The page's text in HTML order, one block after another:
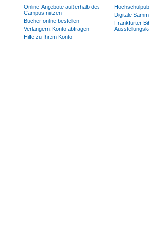
Online-Angebote außerhalb des
Campus nutzen
Bücher online bestellen
Verlängern, Konto abfragen
Hilfe zu Ihrem Konto
Digitale
Frankfurter